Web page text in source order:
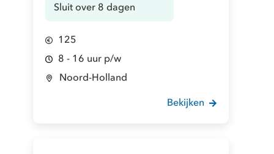
Sluit over 8 dagen
125
8 - 16 uur p/w
Noord-Holland
Bekijken